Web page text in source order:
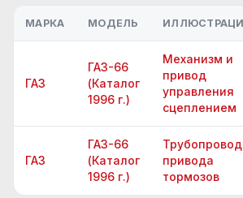
МАРКА МОДЕЛЬ
ГАЗ
ГАЗ-66
(Каталог
1996 г.)
Механизм и
привод
управления
сцеплением
ГАЗ
ГАЗ-66
(Каталог
1996 г.)
привода
тормозов